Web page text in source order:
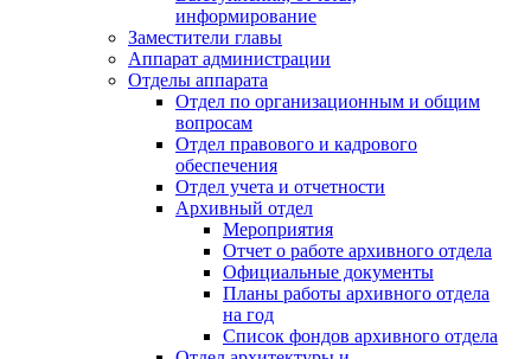
информирование
Заместители главы
Аппарат администрации
Отделы аппарата
Отдел по организационным и общим
вопросам
Отдел правового и кадрового
обеспечения
Отдел учета и отчетности
Архивный отдел
Мероприятия
Отчет о работе архивного отдела
Официальные документы
Планы работы архивного отдела
на год
Список фондов архивного отдела